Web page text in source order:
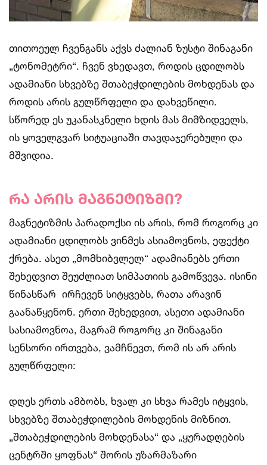
თითოეულ ჩვენგანს აქვს ძალიან ზუსტი შინაგანი
„ტონომეტრი“. ჩვენ ვხედავთ, როდის ცდილობს
ადამიანი სხვებზე შთაბეჭდილების მოხდენას და
როდის არის გულწრფელი და დახვეწილი.
სწორედ ეს უკანასკნელი ხდის მას მიმზიდველს,
ის ყოველგვარ სიტუაციაში თავდაჯერებული და
მშვიდია.
რა არის მაგნეტიზმი?
მაგნეტიზმის პარადოქსი ის არის, რომ როგორც კი
ადამიანი ცდილობს ვინმეს ასიამოვნოს, ეფექტი
ქრება. ასეთ „მომხიბვლელ“ ადამიანებს ერთი
შეხედვით შეუძლიათ სიმპათიის გამოწვევა. ისინი
წინასწარ ირჩევენ სიტყვებს, რათა არავინ
გაანაწყენონ. ერთი შეხედვით, ასეთი ადამიანი
სასიამოვნოა, მაგრამ როგორც კი შინაგანი
სენსორი ირთვება, ვამჩნევთ, რომ ის არ არის
გულწრფელი:
დღეს ერთს ამბობს, ხვალ კი სხვა რამეს იტყვის,
სხვებზე შთაბეჭდილების მოხდენის მიზნით.
„შთაბეჭდილების მოხდენასა“ და „ყურადღების
ცენტრში ყოფნას“ შორის უზარმაზარი